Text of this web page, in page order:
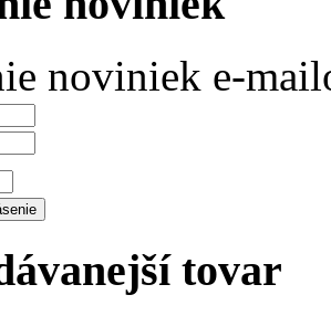
noviniek e-
tovar